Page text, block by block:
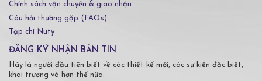
Chính sách vận chuyển & giao nhận
Câu hỏi thường gặp (FAQs)
Tạp chí Nuty
ĐĂNG KÝ NHẬN BẢN TIN
Hãy là người đầu tiên biết về các thiết kế mới, các sự kiện đặc biệt,
khai trương và hơn thế nữa.